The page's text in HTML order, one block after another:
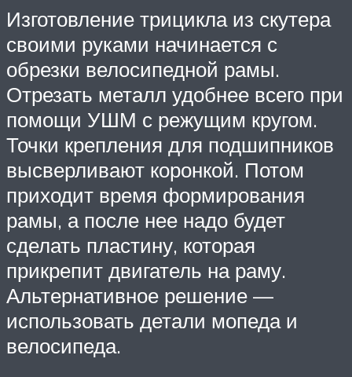
Изготовление трицикла из скутера
своими руками начинается с
обрезки велосипедной рамы.
Отрезать металл удобнее всего при
помощи УШМ с режущим кругом.
Точки крепления для подшипников
высверливают коронкой. Потом
приходит время формирования
рамы, а после нее надо будет
сделать пластину, которая
прикрепит двигатель на раму.
Альтернативное решение —
использовать детали мопеда и
велосипеда.